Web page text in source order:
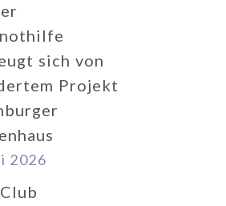
sich von
Projekt
2026